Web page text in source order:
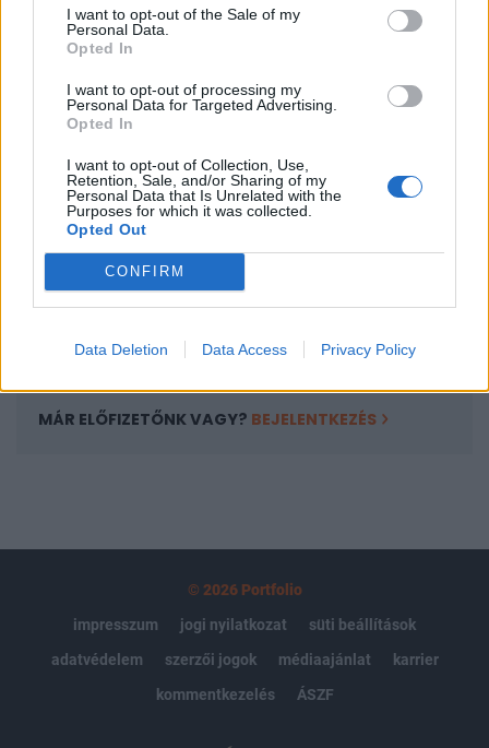
I want to opt-out of the Sale of my
Personal Data.
Opted In
I want to opt-out of processing my
Personal Data for Targeted Advertising.
Opted In
I want to opt-out of Collection, Use,
Retention, Sale, and/or Sharing of my
Personal Data that Is Unrelated with the
Purposes for which it was collected.
Opted Out
CONFIRM
Data Deletion Data Access Privacy Policy
A keresett cikk a portfolio.hu hírarchívumához
tartozik, melynek olvasása előfizetéses
regisztrációhoz kötött.
Az előfizetés a következőket tartalmazza:
Portfolio.hu teljes cikkarchívum
Kötéslisták: BÉT elmúlt 2 év napon belüli
MÁR ELŐFIZETŐNK VAGY? BEJELENTKEZÉS
© 2026 Portfolio
impresszum
jogi nyilatkozat
süti beállítások
adatvédelem
szerzői jogok médiaajánlat
karrier
kommentkezelés
ÁSZF